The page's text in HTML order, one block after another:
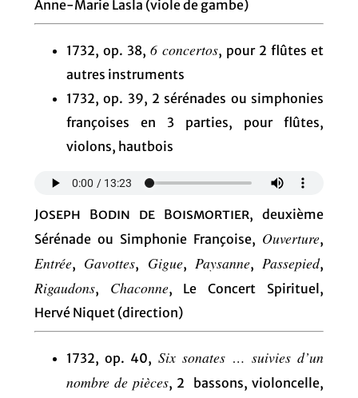
Anne-Marie Lasla (viole de gambe)
1732, op. 38, 6 concertos, pour 2 flûtes et
autres instruments
1732, op. 39, 2 sérénades ou simphonies
françoises en 3 parties, pour flûtes,
violons, hautbois
Joseph Bodin de Boismortier, deuxième
Sérénade ou Simphonie Françoise, Ouverture,
Entrée, Gavottes, Gigue, Paysanne,Passepied,
Rigaudons, Chaconne, Le Concert Spirituel,
Hervé Niquet (direction)
1732, op. 40, Six sonates … suivies d’un
nombre de pièces, 2 bassons, violoncelle,